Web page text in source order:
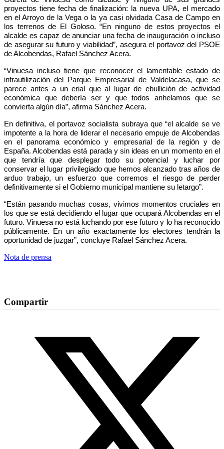
proyectos tiene fecha de finalización: la nueva UPA, el mercado
en el Arroyo de la Vega o la ya casi olvidada Casa de Campo en
los terrenos de El Goloso. “En ninguno de estos proyectos el
alcalde es capaz de anunciar una fecha de inauguración o incluso
de asegurar su futuro y viabilidad”, asegura el portavoz del PSOE
de Alcobendas, Rafael Sánchez Acera.
“Vinuesa incluso tiene que reconocer el lamentable estado de
infrautilización del Parque Empresarial de Valdelacasa, que se
parece antes a un erial que al lugar de ebullición de actividad
económica que debería ser y que todos anhelamos que se
convierta algún día”, afirma Sánchez Acera.
En definitiva, el portavoz socialista subraya que “el alcalde se ve
impotente a la hora de liderar el necesario empuje de Alcobendas
en el panorama económico y empresarial de la región y de
España. Alcobendas está parada y sin ideas en un momento en el
que tendría que desplegar todo su potencial y luchar por
conservar el lugar privilegiado que hemos alcanzado tras años de
arduo trabajo, un esfuerzo que corremos el riesgo de perder
definitivamente si el Gobierno municipal mantiene su letargo”.
“Están pasando muchas cosas, vivimos momentos cruciales en
los que se está decidiendo el lugar que ocupará Alcobendas en el
futuro. Vinuesa no está luchando por ese futuro y lo ha reconocido
públicamente. En un año exactamente los electores tendrán la
oportunidad de juzgar”, concluye Rafael Sánchez Acera.
Nota de prensa
Compartir